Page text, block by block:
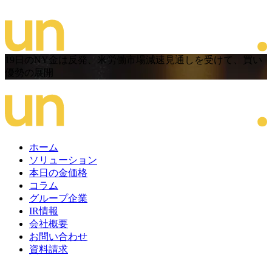
19日のNY金は反発、米労働市場減速見通しを受けて、買い
優勢の展開
ホーム
ソリューション
本日の金価格
コラム
グループ企業
IR情報
会社概要
お問い合わせ
資料請求